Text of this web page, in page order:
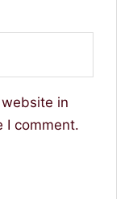
in
I comment.